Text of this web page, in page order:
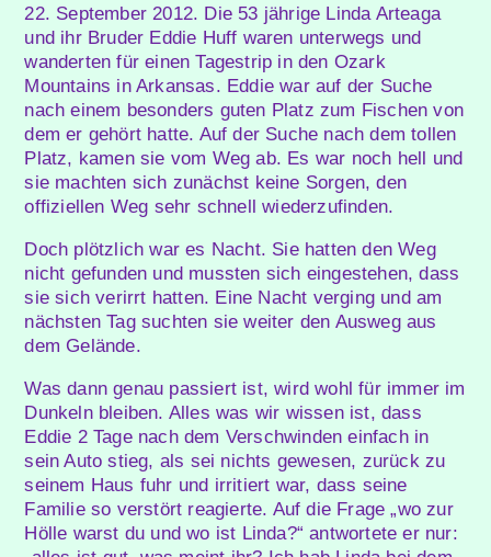
22. September 2012. Die 53 jährige Linda Arteaga
und ihr Bruder Eddie Huff waren unterwegs und
wanderten für einen Tagestrip in den Ozark
Mountains in Arkansas. Eddie war auf der Suche
nach einem besonders guten Platz zum Fischen von
dem er gehört hatte. Auf der Suche nach dem tollen
Platz, kamen sie vom Weg ab. Es war noch hell und
sie machten sich zunächst keine Sorgen, den
offiziellen Weg sehr schnell wiederzufinden.
Doch plötzlich war es Nacht. Sie hatten den Weg
nicht gefunden und mussten sich eingestehen, dass
sie sich verirrt hatten. Eine Nacht verging und am
nächsten Tag suchten sie weiter den Ausweg aus
dem Gelände.
Was dann genau passiert ist, wird wohl für immer im
Dunkeln bleiben. Alles was wir wissen ist, dass
Eddie 2 Tage nach dem Verschwinden einfach in
sein Auto stieg, als sei nichts gewesen, zurück zu
seinem Haus fuhr und irritiert war, dass seine
Familie so verstört reagierte. Auf die Frage „wo zur
Hölle warst du und wo ist Linda?“ antwortete er nur: